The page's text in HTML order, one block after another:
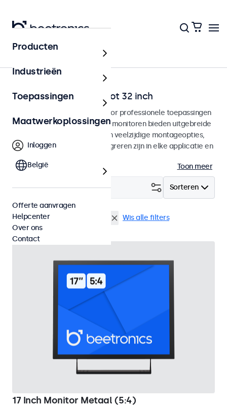
Home
BNC monitoren van 7 tot 32 inch
BNC monitoren ontworpen voor professionele toepassingen
en continu gebruik. Deze BNC monitoren bieden uitgebreide
configuratiemogelijkheden en veelzijdige montageopties,
waarmee ze naadloos te integreren zijn in elke applicatie en
Toon meer
Sorteren
Filter (8)
BNC (CVBS) Wis alle filters
17 Inch Monitor Metaal (5:4)
Producten
Industrieën
Toepassingen
Maatwerkoplossingen
Inloggen
België
Offerte aanvragen
Helpcenter
Over ons
Contact